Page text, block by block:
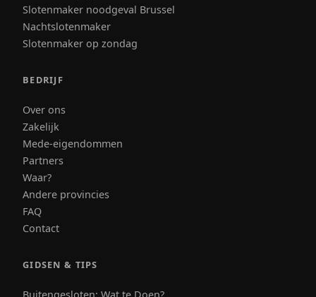
Slotenmaker noodgeval Brussel
Nachtslotenmaker
Slotenmaker op zondag
BEDRIJF
Over ons
Zakelijk
Mede-eigendommen
Partners
Waar?
Andere provincies
FAQ
Contact
GIDSEN & TIPS
Buitengesloten: Wat te Doen?